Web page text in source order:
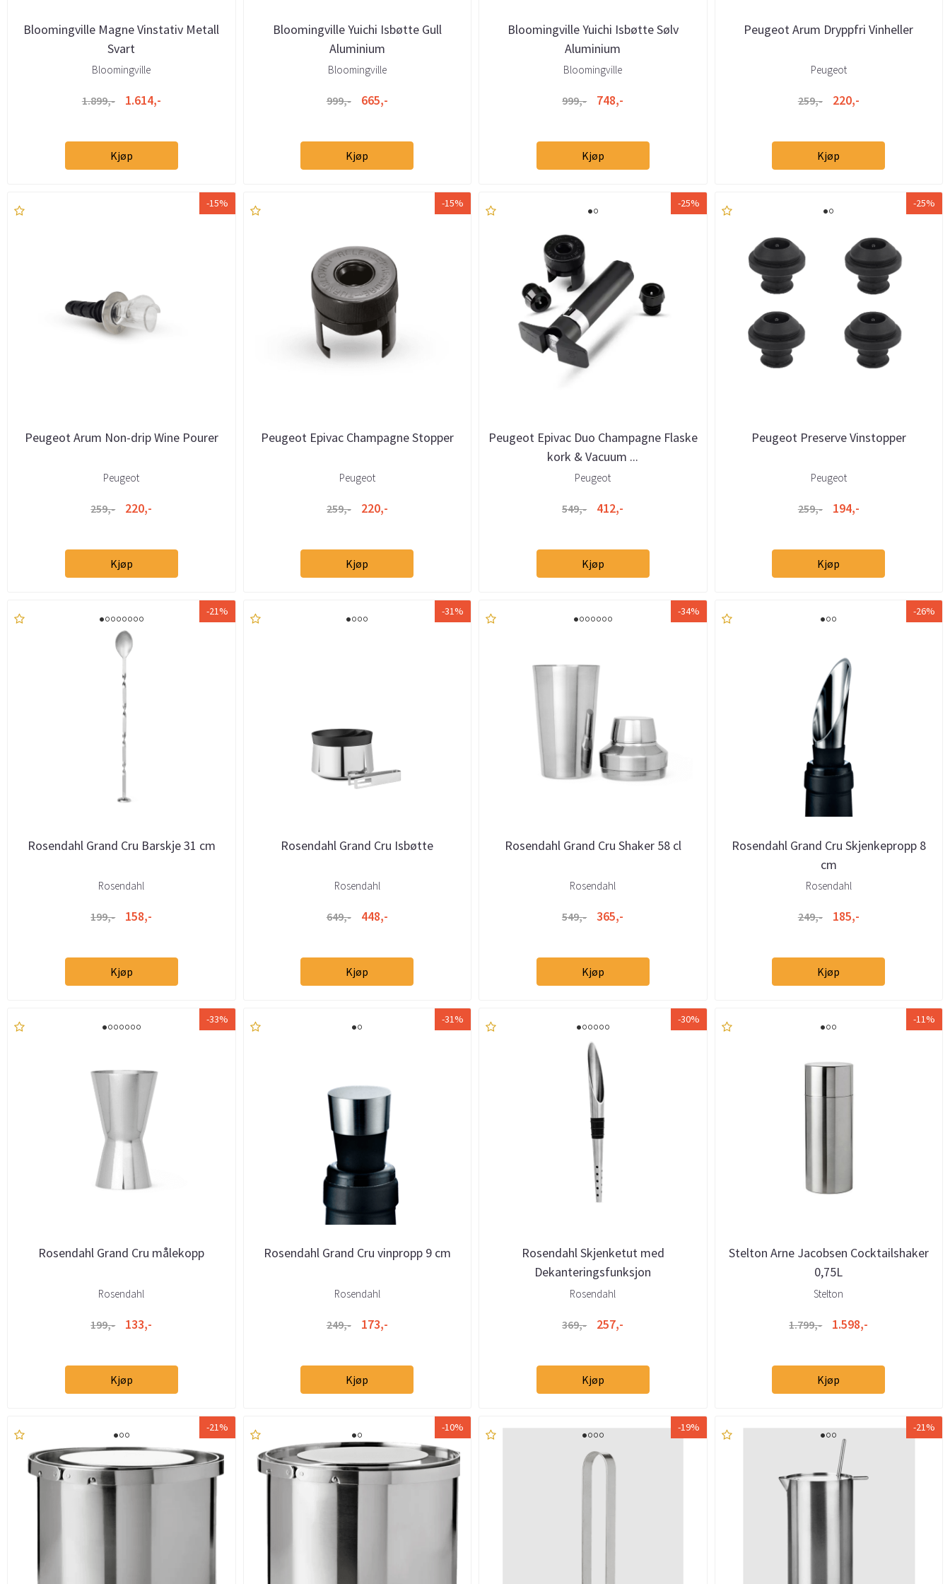
Bloomingville Magne Vinstativ Metall
Svart
Bloomingville
1.899,- 1.614,-
Kjøp
Bloomingville Yuichi Isbøtte Gull
Aluminium
Bloomingville
999,- 665,-
Kjøp
Bloomingville Yuichi Isbøtte Sølv
Aluminium
Bloomingville
999,- 748,-
Kjøp
Peugeot Arum Dryppfri Vinheller
Peugeot
259,- 220,-
Kjøp
-15%
Peugeot Arum Non-drip Wine Pourer
Peugeot
259,- 220,-
Kjøp
-15%
Peugeot Epivac Champagne Stopper
Peugeot
259,- 220,-
Kjøp
-25%
Peugeot Epivac Duo Champagne Flaske
kork & Vacuum ...
Peugeot
549,- 412,-
Kjøp
-25%
Peugeot Preserve Vinstopper
Peugeot
259,- 194,-
Kjøp
-21%
Rosendahl Grand Cru Barskje 31 cm
Rosendahl
199,- 158,-
Kjøp
-31%
Rosendahl Grand Cru Isbøtte
Rosendahl
649,- 448,-
Kjøp
-34%
Rosendahl Grand Cru Shaker 58 cl
Rosendahl
549,- 365,-
Kjøp
-26%
Rosendahl Grand Cru Skjenkepropp 8
cm
Rosendahl
249,- 185,-
Kjøp
-33%
Rosendahl Grand Cru målekopp
Rosendahl
199,- 133,-
Kjøp
-31%
Rosendahl Grand Cru vinpropp 9 cm
Rosendahl
249,- 173,-
Kjøp
-30%
Rosendahl Skjenketut med
Dekanteringsfunksjon
Rosendahl
369,- 257,-
Kjøp
-11%
Stelton Arne Jacobsen Cocktailshaker
0,75L
Stelton
1.799,- 1.598,-
Kjøp
-21% -10% -19% -21%